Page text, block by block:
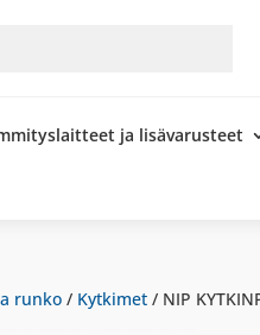
ja lisävarusteet
runko/ Kytkimet/ NIP